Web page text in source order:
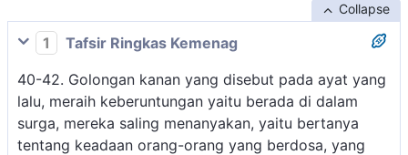
Collapse
1
Tafsir Ringkas Kemenag
40-42. Golongan kanan yang disebut pada ayat yang
lalu, meraih keberuntungan yaitu berada di dalam
surga, mereka saling menanyakan, yaitu bertanya
tentang keadaan orang-orang yang berdosa, yang